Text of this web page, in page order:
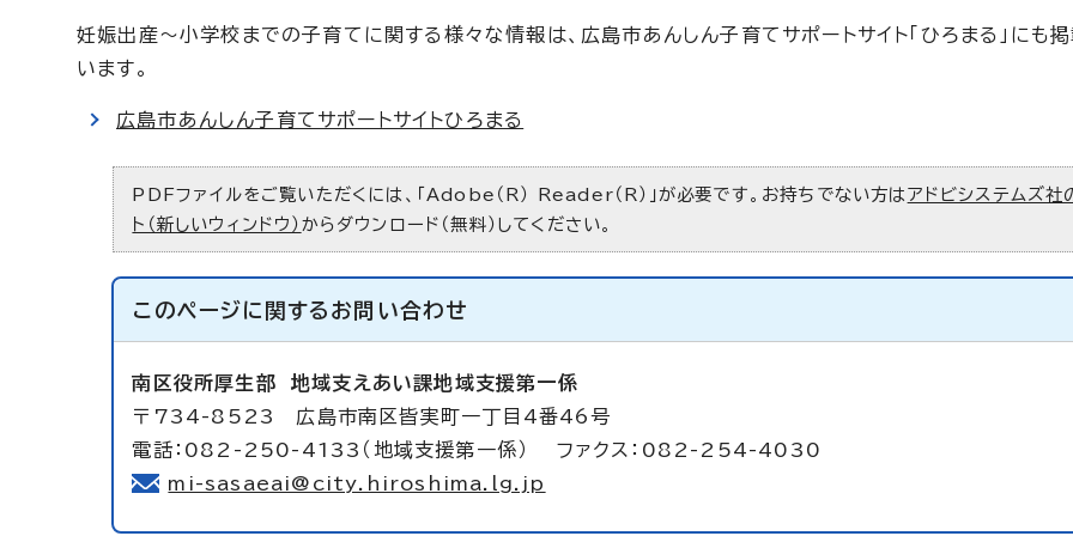
妊娠出産～小学校までの子育てに関する様々な情報は、広島市あんしん子育てサポートサイト「ひろまる」にも
います。
広島市あんしん子育てサポートサイトひろまる
PDFファイルをご覧いただくには、「Adobe（R） Reader（R）」が必要です。お持ちでない方は アドビシステムズ社
ト（新しいウィンドウ） からダウンロード（無料）してください。
このページに関する お問い合わせ
南区役所厚生部地域支えあい課地域支援第一係
〒734-8523 広島市南区皆実町一丁目4番46号
電話：082-250-4133（地域支援第一係） ファクス：082-254-4030
mi-sasaeai@city.hiroshima.lg.jp